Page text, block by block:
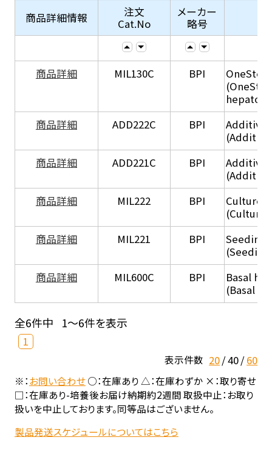
商品詳細情報
注文
Cat.No
メーカー
略号
商品詳細 MIL130C BPI
商品詳細
ADD222C BPI
商品詳細
ADD221C BPI
商品詳細
MIL222 BPI
Culture
(Culture
商品詳細
MIL221 BPI
Seeding
商品詳細
MIL600C BPI
Basal
(Basal
全6件中 1～6件を表示
1
表示件数 20 40 60
※：お問い合わせ○：在庫あり △：在庫わずか ×：取り寄せ
□：在庫あり-培養後お届け納期約2週間 取扱中止：お取り
扱いを中止しております。同等品はございません。
製品発送スケジュールについてはこちら